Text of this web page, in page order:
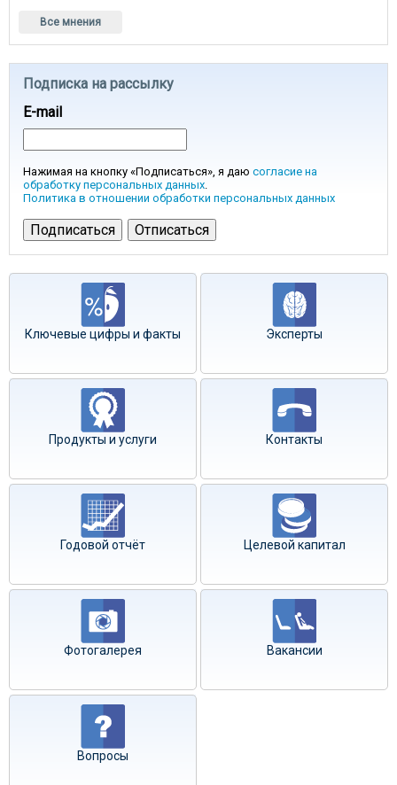
Все мнения
Подписка на рассылку
E-mail
Нажимая на кнопку «Подписаться», я даю согласие на
обработку персональных данных.
Политика в отношении обработки персональных данных
Ключевые цифры и факты Эксперты
Продукты и услуги Контакты
Годовой отчёт Целевой капитал
Фотогалерея Вакансии
Вопросы